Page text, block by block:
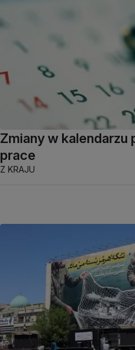
Zmiany w
prace
Z KRAJU